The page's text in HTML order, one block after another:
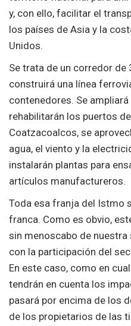
y, con ello, facilitar el
los países de Asia y la
Unidos.
Se trata de un corredor
construirá una línea
contenedores. Se
rehabilitarán los puertos
Coatzacoalcos, se
agua, el viento y la
instalarán plantas para
artículos manufactureros.
Toda esa franja del Istmo
franca. Como es obvio,
sin menoscabo de
con la participación del
En este caso, como en
tendrán en cuenta los
pasará por encima de los
de los propietarios de las